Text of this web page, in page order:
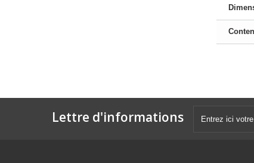
Lettre d'informations